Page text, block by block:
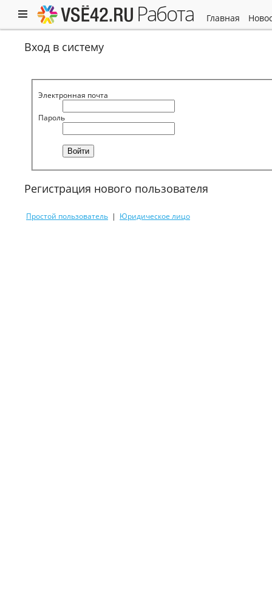
работа главная
Вход в систему
Электронная почта
Пароль
Регистрация нового пользователя
Простой пользователь | Юридическое лицо